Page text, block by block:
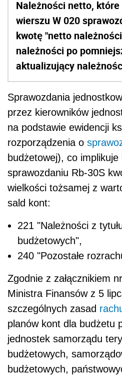
Należności netto,
wierszu W 020
kwotę "netto
należności po
aktualizujący
Sprawozdania
przez kierowników
na podstawie ewidencji
rozporządzenia o
budżetowej), co
sprawozdaniu Rb-30S
wielkości tożsamej z
sald kont:
221 "Należności z
budżetowych",
240 "Pozostałe
Zgodnie z załącznikiem
Ministra Finansów z 5
szczególnych zasad
planów kont dla budżetu
jednostek samorządu
budżetowych,
budżetowych,